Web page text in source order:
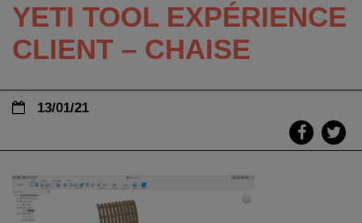
YETI TOOL EXPÉRIENCE
CLIENT – CHAISE
13/01/21